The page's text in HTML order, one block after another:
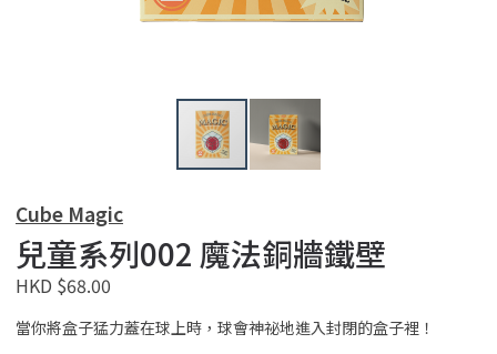
Cube Magic
兒童系列002 魔法銅牆鐵壁
HKD $68.00
當你將盒子猛力蓋在球上時，球會神祕地進入封閉的盒子裡！